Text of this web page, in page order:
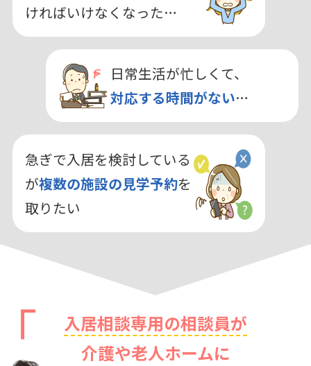
ければいけなくなった…
日常生活が忙しくて、
対応する時間がない…
急ぎで入居を検討している
が複数の施設の見学予約を
取りたい
入居相談専用の相談員が
介護や老人ホームに